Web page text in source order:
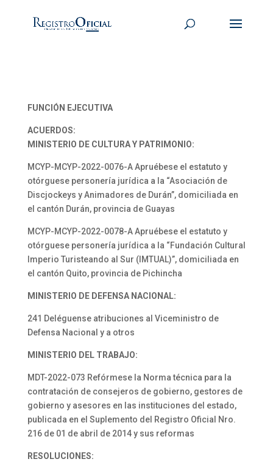
FUNCIÓN EJECUTIVA
ACUERDOS:
MINISTERIO DE CULTURA Y PATRIMONIO:
MCYP-MCYP-2022-0076-A Apruébese el estatuto y
otórguese personería jurídica a la “Asociación de
Discjockeys y Animadores de Durán”, domiciliada en
el cantón Durán, provincia de Guayas
MCYP-MCYP-2022-0078-A Apruébese el estatuto y
otórguese personería jurídica a la “Fundación Cultural
Imperio Turisteando al Sur (IMTUAL)”, domiciliada en
el cantón Quito, provincia de Pichincha
MINISTERIO DE DEFENSA NACIONAL:
241 Deléguense atribuciones al Viceministro de
Defensa Nacional y a otros
MINISTERIO DEL TRABAJO:
MDT-2022-073 Refórmese la Norma técnica para la
contratación de consejeros de gobierno, gestores de
gobierno y asesores en las instituciones del estado,
publicada en el Suplemento del Registro Oficial Nro.
216 de 01 de abril de 2014 y sus reformas
RESOLUCIONES: